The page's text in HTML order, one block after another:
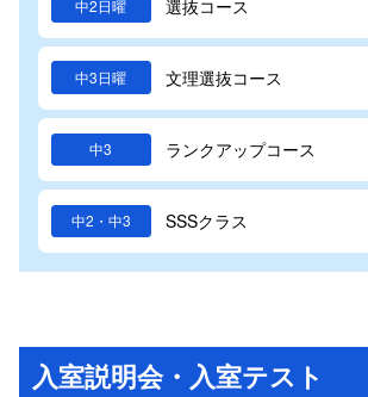
中2日曜 選抜コース
中3日曜 文理選抜コース
中3 ランクアップコース
中2・中3 SSSクラス
入室説明会・入室テスト